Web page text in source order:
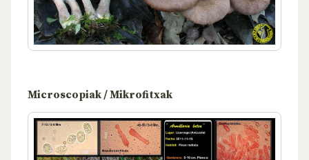
Microscopiak / Mikrofitxak